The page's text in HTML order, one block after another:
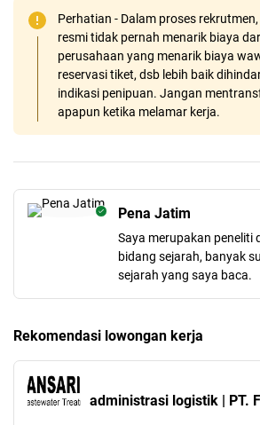
Perhatian - Dalam proses
resmi tidak pernah menarik biaya
perusahaan yang menarik biaya
reservasi tiket, dsb lebih baik
indikasi penipuan. Jangan
apapun ketika melamar kerja.
Pena Jatim
Saya merupakan peneliti
bidang sejarah, banyak
sejarah yang saya baca.
Rekomendasi lowongan kerja
administrasi logistik | PT.